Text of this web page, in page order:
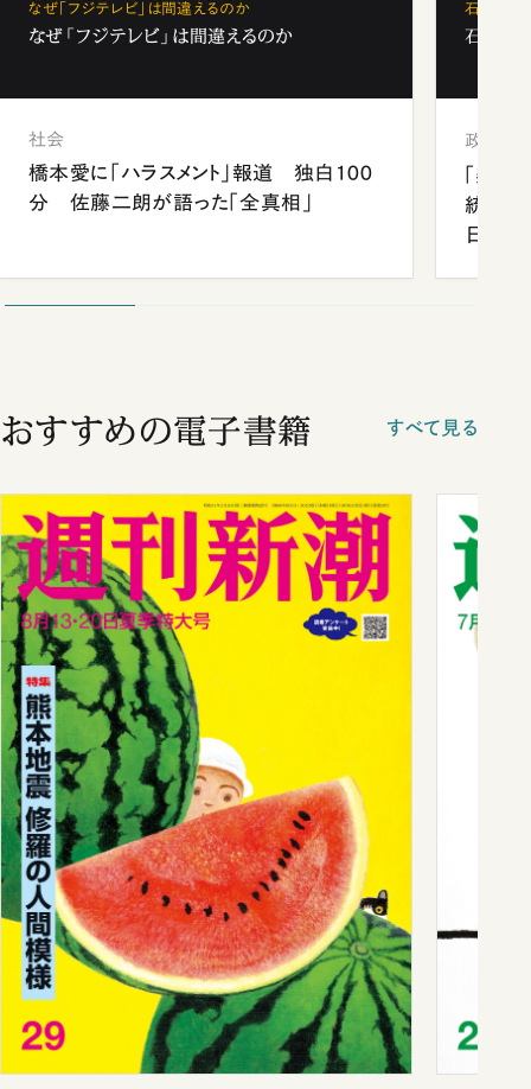
なぜ「フジテレビ」は間違えるのか
なぜ「フジテレビ」は間違えるのか
社会
橋本愛に「ハラスメント」報道 独白100
分 佐藤二朗が語った「全真相」
石破茂、
石破茂
政治
「楽し
統領と
日米
おすすめの電子書籍 すべて見る